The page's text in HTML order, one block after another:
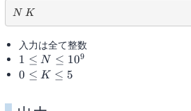
N\ K
N K
入力は全て整数
1 \le
N
1 ≤ N ≤ 109
0
0 ≤ K ≤ 5